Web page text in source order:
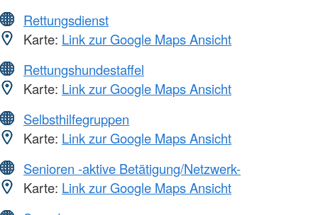
Rettungsdienst
Karte: Link zur Google Maps Ansicht
Rettungshundestaffel
Karte: Link zur Google Maps Ansicht
Selbsthilfegruppen
Karte: Link zur Google Maps Ansicht
Senioren -aktive Betätigung/Netzwerk-
Karte: Link zur Google Maps Ansicht